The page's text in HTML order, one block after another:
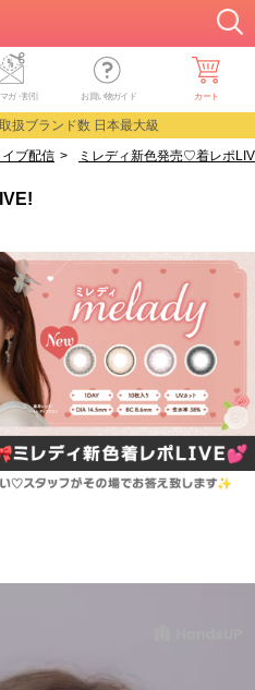
ガ・割引 お買い物ガイド カート
扱ブランド数 日本最大級
ブ配信 > ミレディ新色発売♡着レポ